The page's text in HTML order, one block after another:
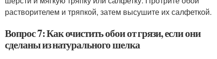
растворителем и тряпкой, затем высушите их салфеткой.
Вопрос 7: Как очистить обои от грязи, если они
сделаны из натурального шелка